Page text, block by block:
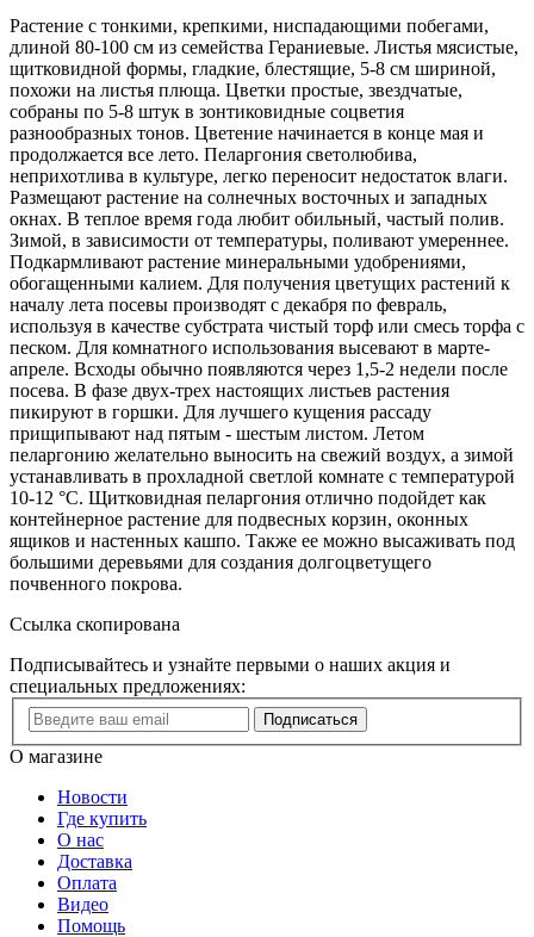
Растение с тонкими, крепкими, ниспадающими побегами,
длиной 80-100 см из семейства Гераниевые. Листья мясистые,
щитковидной формы, гладкие, блестящие, 5-8 см шириной,
похожи на листья плюща. Цветки простые, звездчатые,
собраны по 5-8 штук в зонтиковидные соцветия
разнообразных тонов. Цветение начинается в конце мая и
продолжается все лето. Пеларгония светолюбива,
неприхотлива в культуре, легко переносит недостаток влаги.
Размещают растение на солнечных восточных и западных
окнах. В теплое время года любит обильный, частый полив.
Зимой, в зависимости от температуры, поливают умереннее.
Подкармливают растение минеральными удобрениями,
обогащенными калием. Для получения цветущих растений к
началу лета посевы производят с декабря по февраль,
используя в качестве субстрата чистый торф или смесь торфа с
песком. Для комнатного использования высевают в марте-
апреле. Всходы обычно появляются через 1,5-2 недели после
посева. В фазе двух-трех настоящих листьев растения
пикируют в горшки. Для лучшего кущения рассаду
прищипывают над пятым - шестым листом. Летом
пеларгонию желательно выносить на свежий воздух, а зимой
устанавливать в прохладной светлой комнате с температурой
10-12 °C. Щитковидная пеларгония отлично подойдет как
контейнерное растение для подвесных корзин, оконных
ящиков и настенных кашпо. Также ее можно высаживать под
большими деревьями для создания долгоцветущего
почвенного покрова.
Ссылка скопирована
Подписывайтесь и узнайте первыми о наших акция и
специальных предложениях:
Подписаться
О магазине
Новости
Где купить
О нас
Доставка
Оплата
Видео
Помощь